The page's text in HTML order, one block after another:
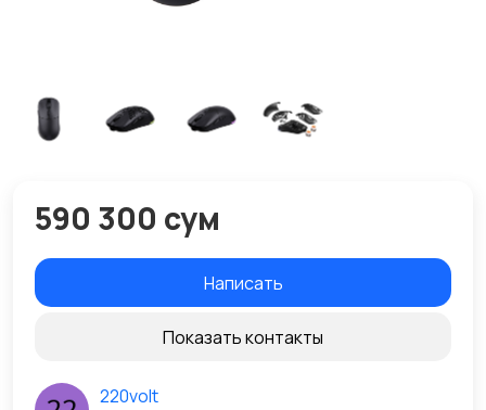
590 300 сум
Написать
Показать контакты
220volt